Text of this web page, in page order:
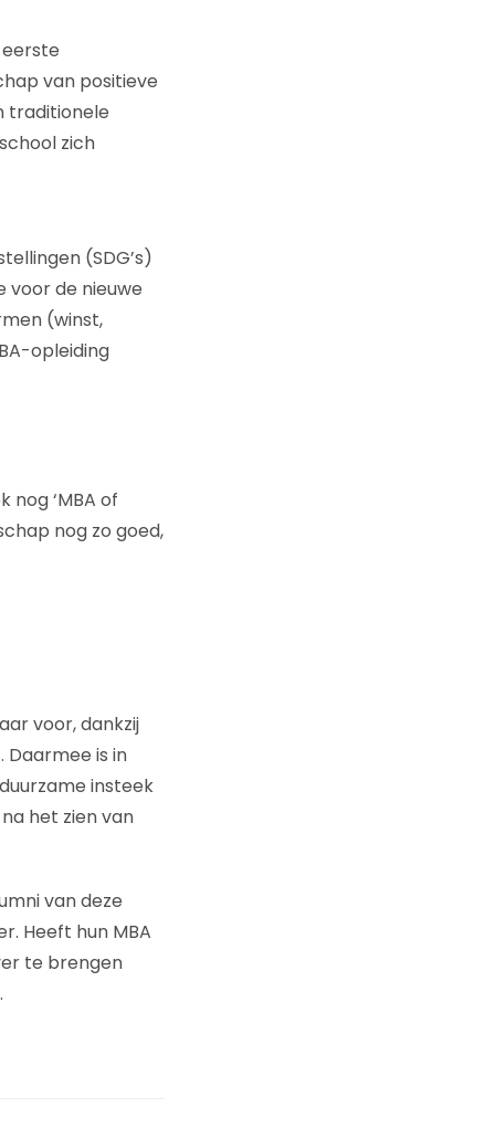
van positieve
traditionele
zich
(SDG’s)
voor de nieuwe
(winst,
opleiding
nog ‘MBA of
nog zo goed,
voor, dankzij
Daarmee is in
insteek
het zien van
van deze
Heeft hun MBA
te brengen